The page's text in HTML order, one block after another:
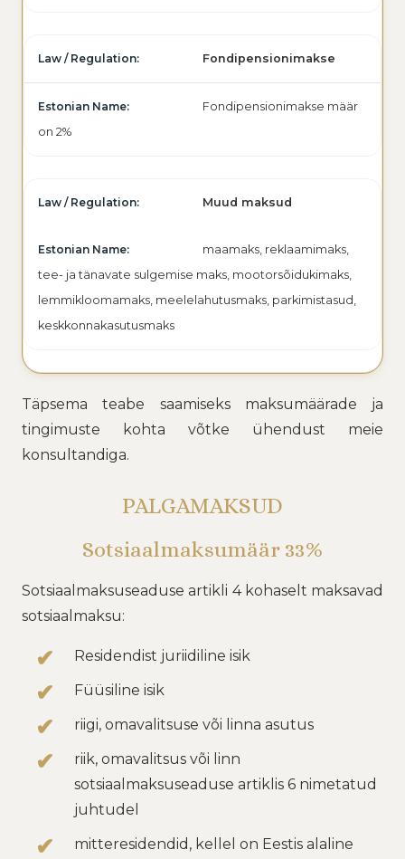
Fondipensionimakse
Fondipensionimakse määr
on 2%
Muud maksud
maamaks, reklaamimaks,
tee- ja tänavate sulgemise maks, mootorsõidukimaks,
lemmikloomamaks, meelelahutusmaks, parkimistasud,
keskkonnakasutusmaks
Täpsema teabe saamiseks maksumäärade ja
tingimuste kohta võtke ühendust meie
konsultandiga.
PALGAMAKSUD
Sotsiaalmaksumäär 33%
Sotsiaalmaksuseaduse artikli 4 kohaselt maksavad
sotsiaalmaksu:
Residendist juriidiline isik
Füüsiline isik
riigi, omavalitsuse või linna asutus
riik, omavalitsus või linn
sotsiaalmaksuseaduse artiklis 6 nimetatud
juhtudel
mitteresidendid, kellel on Eestis alaline